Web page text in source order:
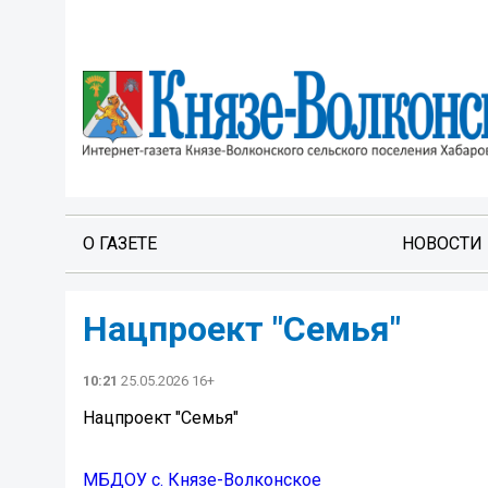
О ГАЗЕТЕ НОВОСТИ
Нацпроект "Семья"
10:21 25.05.2026 16+
Нацпроект "Семья"
МБДОУ с. Князе-Волконское